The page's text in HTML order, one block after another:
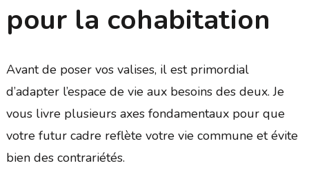
pour la cohabitation
Avant de poser vos valises, il est primordial
d’adapter l’espace de vie aux besoins des deux. Je
vous livre plusieurs axes fondamentaux pour que
votre futur cadre reflète votre vie commune et évite
bien des contrariétés.